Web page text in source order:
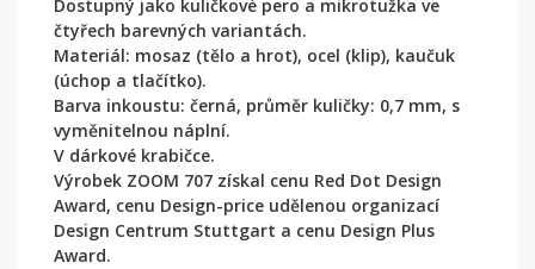
Dostupný jako kuličkové pero a mikrotužka ve
čtyřech barevných variantách.
Materiál: mosaz (tělo a hrot), ocel (klip), kaučuk
(úchop a tlačítko).
Barva inkoustu: černá, průměr kuličky: 0,7 mm, s
vyměnitelnou náplní.
V dárkové krabičce.
Výrobek ZOOM 707 získal cenu Red Dot Design
Award, cenu Design-price udělenou organizací
Design Centrum Stuttgart a cenu Design Plus
Award.